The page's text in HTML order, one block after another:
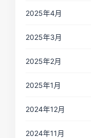
2025年4月
2025年3月
2025年2月
2025年1月
2024年12月
2024年11月